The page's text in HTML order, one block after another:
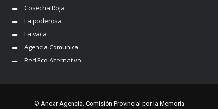
Cosecha Roja
La poderosa
La vaca
Agencia Comunica
Red Eco Alternativo
© Andar Agencia. Comisión Provincial por la Memoria